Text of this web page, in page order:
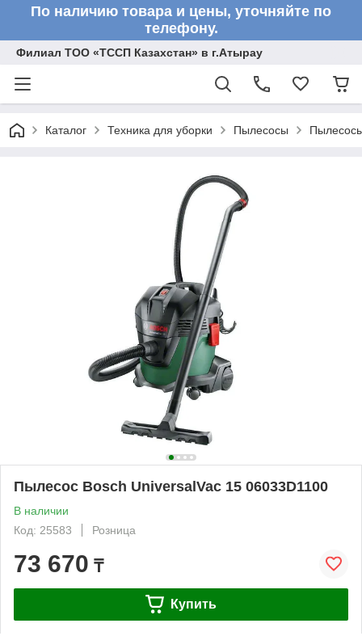
По наличию товара и цены, уточняйте по
телефону.
Филиал ТОО «ТССП Казахстан» в г.Атырау
Каталог Техника для уборки Пылесосы
Пылесос Bosch UniversalVac 15 06033D1100
В наличии
Код: 25583
Розница
73 670 ₸
Купить